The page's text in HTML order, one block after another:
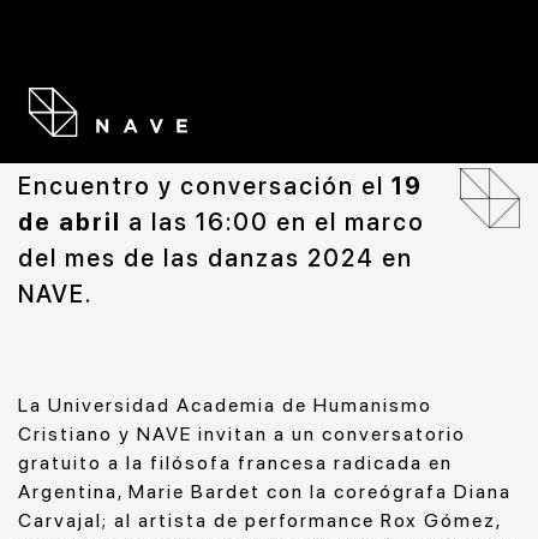
1 DE ABRIL DE 2024
Encuentro y conversación el 19
de abril a las 16:00 en el marco
del mes de las danzas 2024 en
NAVE.
La Universidad Academia de Humanismo
Cristiano y NAVE invitan a un conversatorio
gratuito a la filósofa francesa radicada en
Argentina, Marie Bardet con la coreógrafa Diana
Carvajal; al artista de performance Rox Gómez,